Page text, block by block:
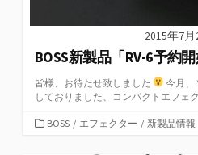
2015年7月
BOSS新製品「RV-6予約開
皆様、お待たせ致しました
今月、
しておりました、コンパクトエフェ
カBOSS / エフェクター / 新製品情報